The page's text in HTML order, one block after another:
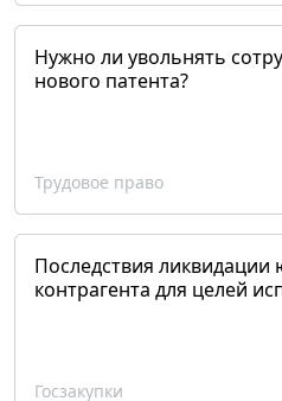
Нужно ли увольнять
нового патента?
Трудовое право
Последствия ликвидации
контрагента для целей
Госзакупки